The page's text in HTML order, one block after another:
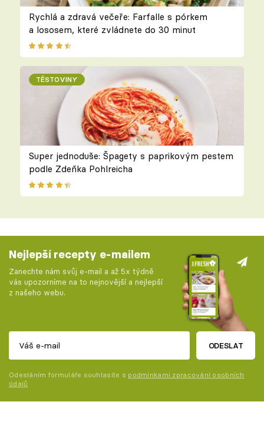
Rychlá a zdravá večeře: Farfalle s pórkem
a lososem, které zvládnete do 30 minut
TĚSTOVINY
Super jednoduše: Špagety s paprikovým pestem
podle Zdeňka Pohlreicha
Nejlepší recepty e-mailem
Zanechte nám svůj e-mail a až 5x týdně
vás upozorníme na to nejnovější a nejlepší
z našeho webu.
ODESLAT
Odesláním formuláře souhlasíte s podmínkami zpracování osobních
údajů